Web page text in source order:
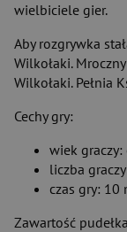
wielbiciele gier.
Aby rozgrywka
Wilkołaki.
Wilkołaki. Pełnia
Cechy gry:
wiek graczy:
liczba
czas gry: 10
Zawartość